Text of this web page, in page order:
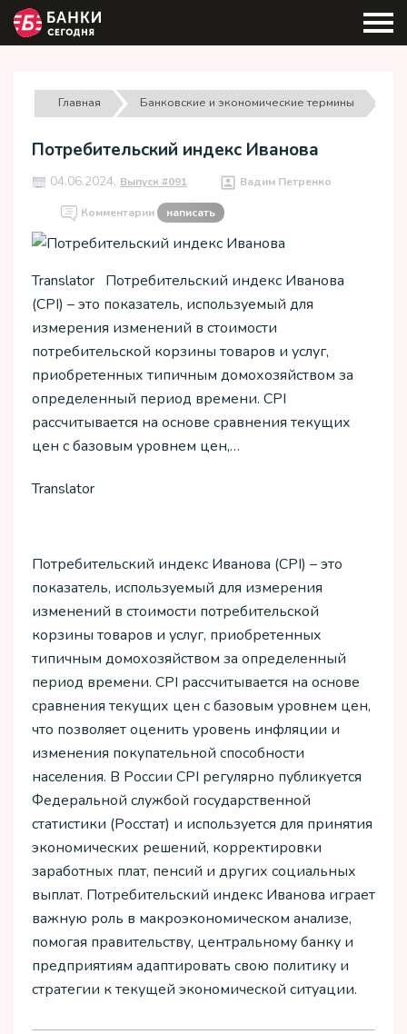
Главная Банковские и экономические термины
Потребительский индекс Иванова
04.06.2024, Выпуск #091 Вадим Петренко
Комментарии написать
Translator Потребительский индекс Иванова
(CPI) – это показатель, используемый для
измерения изменений в стоимости
потребительской корзины товаров и услуг,
приобретенных типичным домохозяйством за
определенный период времени. CPI
рассчитывается на основе сравнения текущих
цен с базовым уровнем цен,…
Translator
Потребительский индекс Иванова (CPI) – это
показатель, используемый для измерения
изменений в стоимости потребительской
корзины товаров и услуг, приобретенных
типичным домохозяйством за определенный
период времени. CPI рассчитывается на основе
сравнения текущих цен с базовым уровнем цен,
что позволяет оценить уровень инфляции и
изменения покупательной способности
населения. В России CPI регулярно публикуется
Федеральной службой государственной
статистики (Росстат) и используется для принятия
экономических решений, корректировки
заработных плат, пенсий и других социальных
выплат. Потребительский индекс Иванова играет
важную роль в макроэкономическом анализе,
помогая правительству, центральному банку и
предприятиям адаптировать свою политику и
стратегии к текущей экономической ситуации.